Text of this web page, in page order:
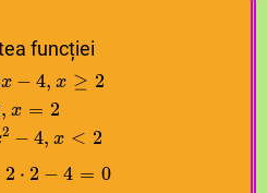
funcției
x− 4, x≥ 2
, x= 2
2 − 4, x < 2
⋅2 − 4 =0
⋅2 − 4 =0
2 ⋅ 2 − 4= 0